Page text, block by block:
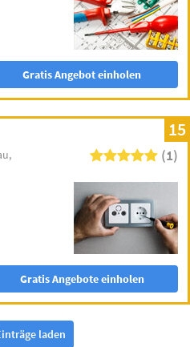
Gratis Angebot einholen
15
(1)
Gratis Angebote einholen
laden